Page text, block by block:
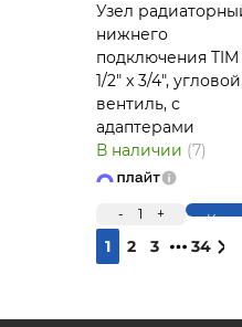
Узел
нижнего
подключения TIM
1/2" x 3/4",
вентиль, с
адаптерами
В наличии (7)
- 1 +
1 2 3 34